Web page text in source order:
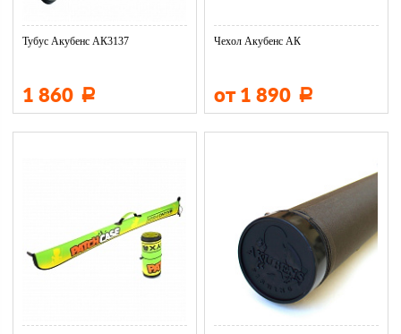
Тубус Акубенс АК3137
1 860 Р
Чехол Акубенс АК
от 1 890 Р